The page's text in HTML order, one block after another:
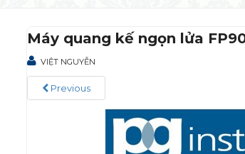
Máy quang kế ngọn lửa
VIỆT NGUYỄN
Previous